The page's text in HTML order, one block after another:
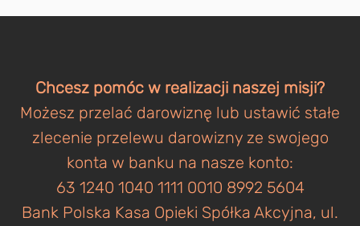
Chcesz pomóc w realizacji naszej misji?
Możesz przelać darowiznę lub ustawić stałe
zlecenie przelewu darowizny ze swojego
konta w banku na nasze konto:
63 1240 1040 1111 0010 8992 5604
Bank Polska Kasa Opieki Spółka Akcyjna, ul.